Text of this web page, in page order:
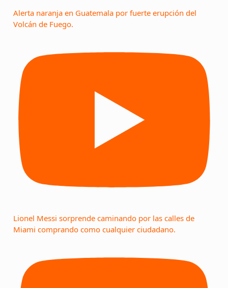
Alerta naranja en Guatemala por fuerte erupción del
Volcán de Fuego.
Lionel Messi sorprende caminando por las calles de
Miami comprando como cualquier ciudadano.